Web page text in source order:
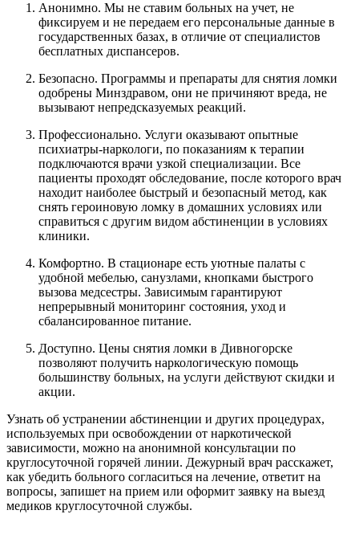
Анонимно. Мы не ставим больных на учет, не
фиксируем и не передаем его персональные данные в
государственных базах, в отличие от специалистов
бесплатных диспансеров.
Безопасно. Программы и препараты для снятия ломки
одобрены Минздравом, они не причиняют вреда, не
вызывают непредсказуемых реакций.
Профессионально. Услуги оказывают опытные
психиатры-наркологи, по показаниям к терапии
подключаются врачи узкой специализации. Все
пациенты проходят обследование, после которого врач
находит наиболее быстрый и безопасный метод, как
снять героиновую ломку в домашних условиях или
справиться с другим видом абстиненции в условиях
клиники.
Комфортно. В стационаре есть уютные палаты с
удобной мебелью, санузлами, кнопками быстрого
вызова медсестры. Зависимым гарантируют
непрерывный мониторинг состояния, уход и
сбалансированное питание.
Доступно. Цены снятия ломки в Дивногорске
позволяют получить наркологическую помощь
большинству больных, на услуги действуют скидки и
акции.
Узнать об устранении абстиненции и других процедурах,
используемых при освобождении от наркотической
зависимости, можно на анонимной консультации по
круглосуточной горячей линии. Дежурный врач расскажет,
как убедить больного согласиться на лечение, ответит на
вопросы, запишет на прием или оформит заявку на выезд
медиков круглосуточной службы.